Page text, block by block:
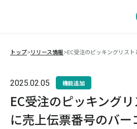
トップ>リリース情報>EC受注のピッキングリス
2025.02.05 機能追加
EC受注のピッキング
に売上伝票番号のバー